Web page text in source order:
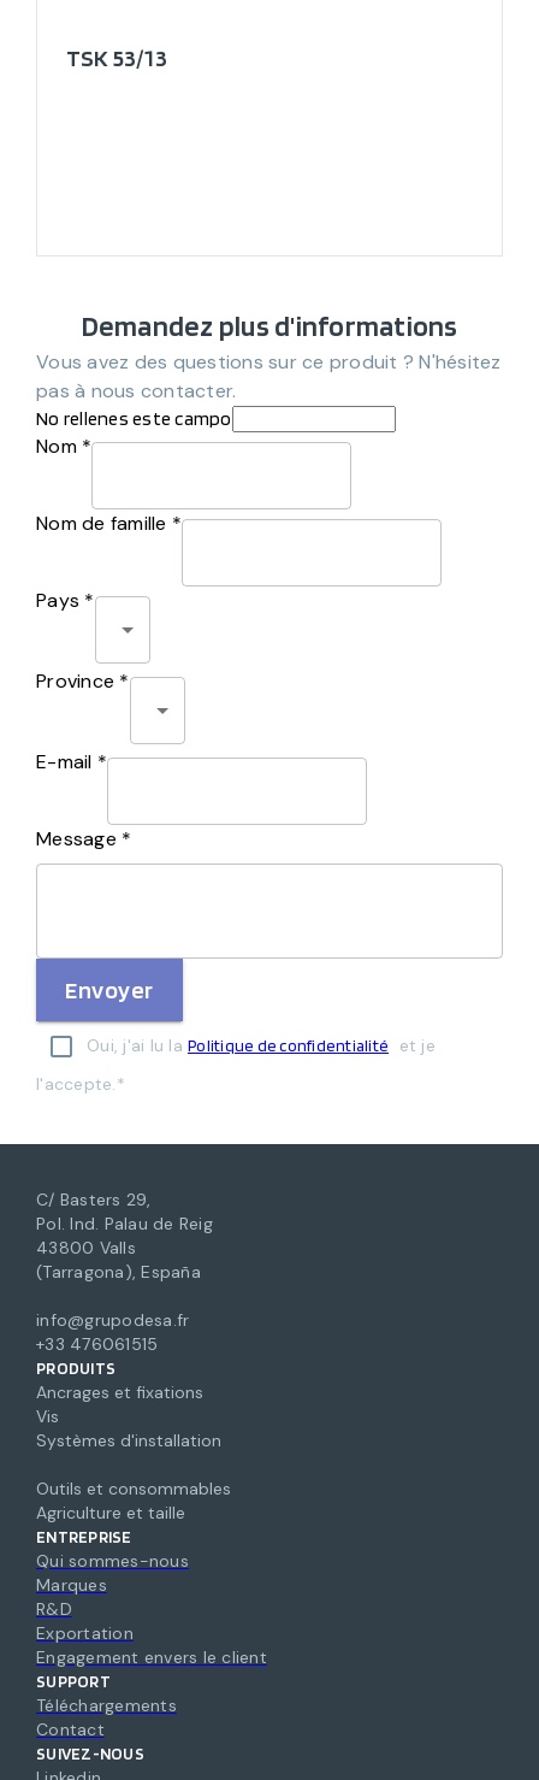
TSK 53/13
Demandez plus d'informations
Vous avez des questions sur ce produit ? N'hésitez
pas à nous contacter.
No rellenes este campo
Nom *
Nom de famille *
Pays *
Province *
E-mail *
Message *
Envoyer
Oui, j'ai lu la Politique de confidentialité
et je
l'accepte.*
C/ Basters 29,
Pol. Ind. Palau de Reig
43800 Valls
(Tarragona), España
info@grupodesa.fr
+33 476061515
PRODUITS
Ancrages et fixations
Vis
Systèmes d'installation
Outils et consommables
Agriculture et taille
ENTREPRISE
Qui sommes-nous
Marques
R&D
Exportation
Engagement envers le client
SUPPORT
Téléchargements
Contact
SUIVEZ-NOUS